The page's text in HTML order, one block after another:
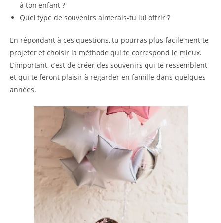
à ton enfant ?
Quel type de souvenirs aimerais-tu lui offrir ?
En répondant à ces questions, tu pourras plus facilement te
projeter et choisir la méthode qui te correspond le mieux.
L’important, c’est de créer des souvenirs qui te ressemblent
et qui te feront plaisir à regarder en famille dans quelques
années.